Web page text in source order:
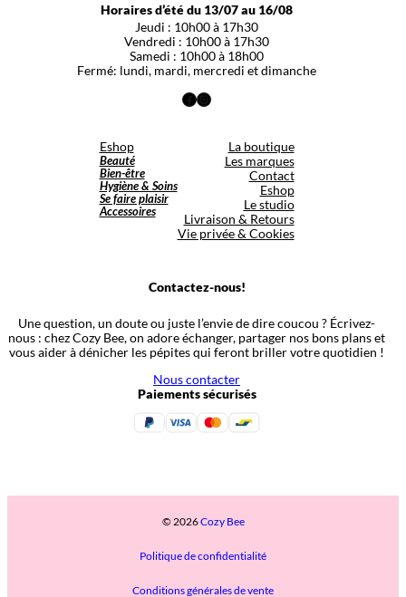
Horaires d’été du 13/07 au 16/08
Jeudi : 10h00 à 17h30
Vendredi : 10h00 à 17h30
Samedi : 10h00 à 18h00
Fermé: lundi, mardi, mercredi et dimanche
Facebook
Instagram
Eshop
Beauté
Bien-être
Hygiène & Soins
Se faire plaisir
Accessoires
La boutique
Les marques
Contact
Eshop
Le studio
Livraison & Retours
Vie privée & Cookies
Contactez-nous!
Une question, un doute ou juste l’envie de dire coucou ? Écrivez-
nous : chez Cozy Bee, on adore échanger, partager nos bons plans et
vous aider à dénicher les pépites qui feront briller votre quotidien !
Nous contacter
Paiements sécurisés
© 2026Cozy Bee
Politique de confidentialité
Conditions générales de vente